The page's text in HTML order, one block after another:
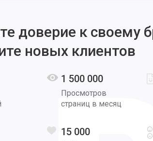
доверие к своему
новых клиентов
1 500 000
Просмотров
страниц в месяц
15 000